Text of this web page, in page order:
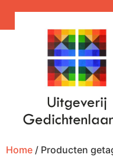
Home / Producten